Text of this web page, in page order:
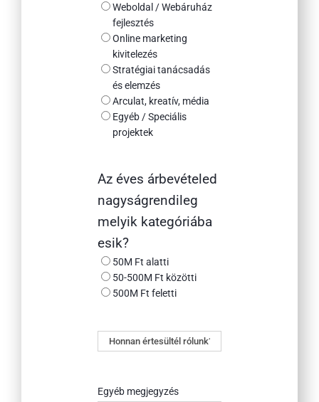
Weboldal / Webáruház
fejlesztés
Online marketing
kivitelezés
Stratégiai tanácsadás
és elemzés
Arculat, kreatív, média
Egyéb / Speciális
projektek
Az éves árbevételed
nagyságrendileg
melyik kategóriába
esik?
50M Ft alatti
50-500M Ft közötti
500M Ft feletti
Honnan
értesültél
Egyéb megjegyzés